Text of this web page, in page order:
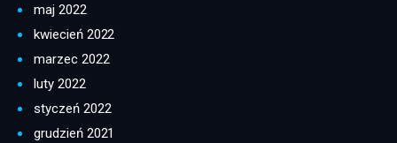
maj 2022
kwiecień 2022
marzec 2022
luty 2022
styczeń 2022
grudzień 2021